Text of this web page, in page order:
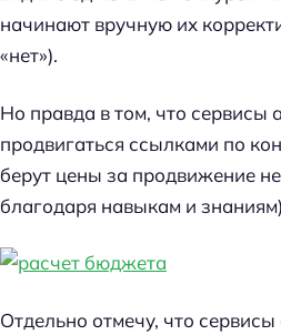
начинают вручную их
«нет»).
Но правда в том, что сервисы
продвигаться ссылками по
берут цены за продвижение
благодаря навыкам и
Отдельно отмечу, что